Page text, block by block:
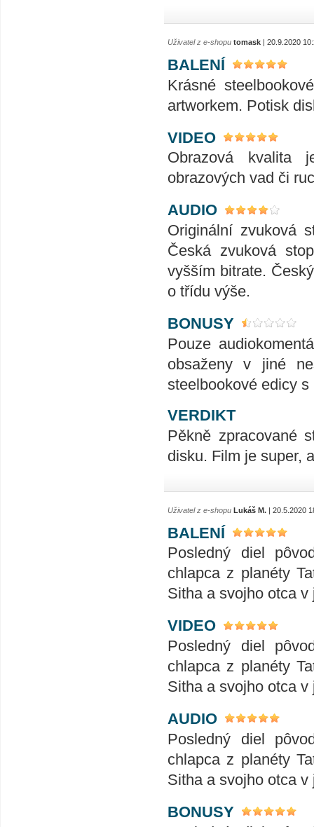
Uživatel z e-shopu tomask | 20.9.2020
BALENÍ
Krásné
artworkem. Potisk
VIDEO
Obrazová kvalita
obrazových vad či
AUDIO
Originální zvuková
Česká zvuková
vyšším bitrate.
o třídu výše.
BONUSY
Pouze
obsaženy v jiné
steelbookové edicy s
VERDIKT
Pěkně zpracované
disku. Film je super,
Uživatel z e-shopu Lukáš M. | 20.5.2020
BALENÍ
Posledný diel
chlapca z planéty
Sitha a svojho otca
VIDEO
Posledný diel
chlapca z planéty
Sitha a svojho otca
AUDIO
Posledný diel
chlapca z planéty
Sitha a svojho otca
BONUSY